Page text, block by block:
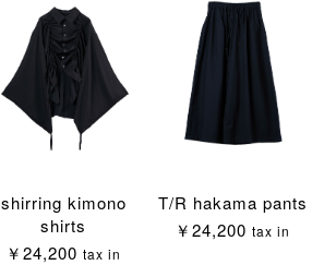
shirring kimono
shirts
￥24,200tax in
T/R hakama pants
￥24,200tax in